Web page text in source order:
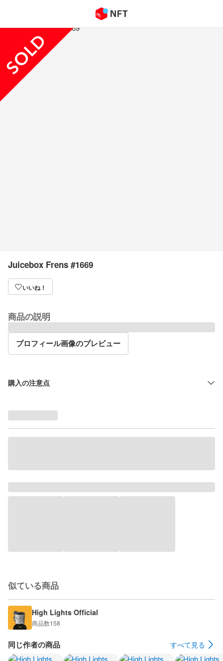
Juicebox Frens #1669
いいね！
商品の説明
プロフィール画像のプレビュー
購入の注意点
似ている商品
High Lights Official
商品数158
同じ作者の商品 すべて見る